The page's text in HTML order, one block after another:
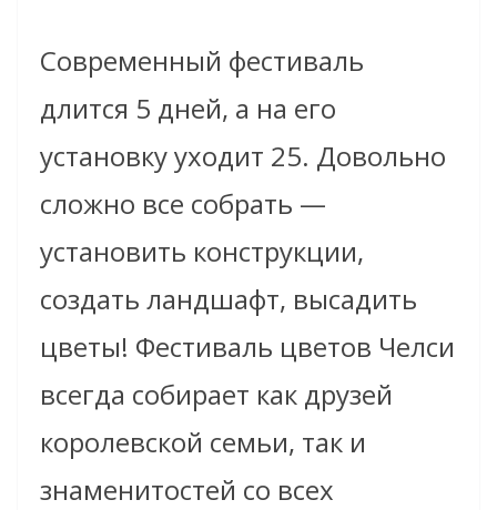
Современный фестиваль
длится 5 дней, а на его
установку уходит 25. Довольно
сложно все собрать —
установить конструкции,
создать ландшафт, высадить
цветы! Фестиваль цветов Челси
всегда собирает как друзей
королевской семьи, так и
знаменитостей со всех